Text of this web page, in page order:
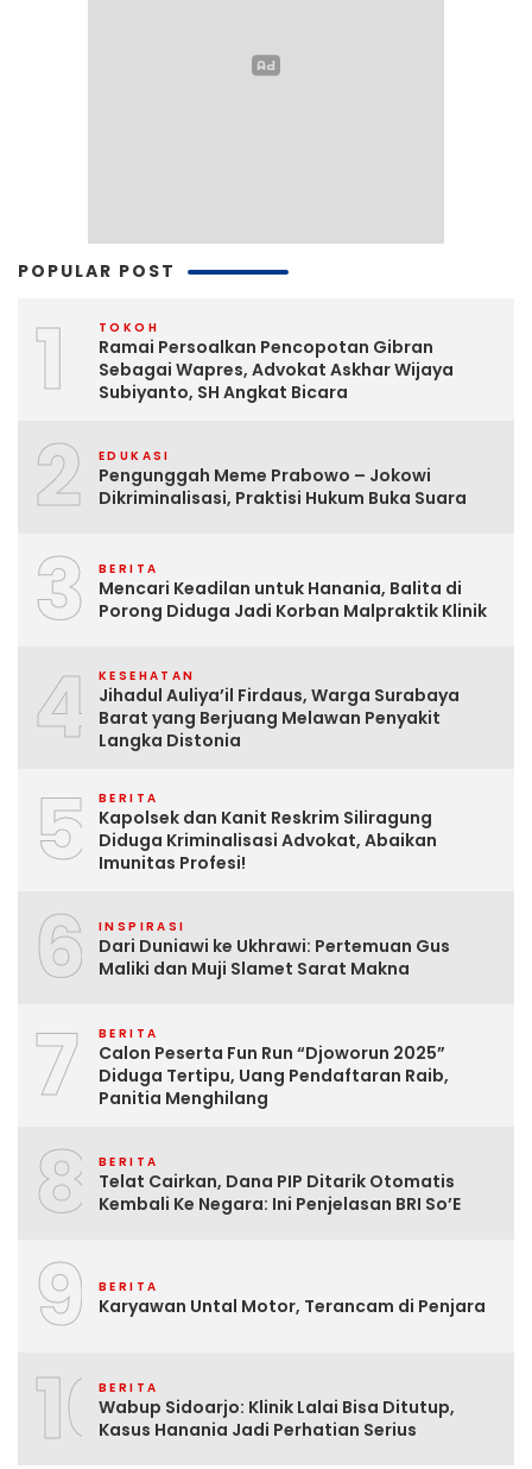
POPULAR POST
1 TOKOH
Ramai Persoalkan Pencopotan Gibran
Sebagai Wapres, Advokat Askhar Wijaya
Subiyanto, SH Angkat Bicara
2 EDUKASI
Pengunggah Meme Prabowo – Jokowi
Dikriminalisasi, Praktisi Hukum Buka Suara
3 BERITA
Mencari Keadilan untuk Hanania, Balita di
Porong Diduga Jadi Korban Malpraktik Klinik
4 KESEHATAN
Jihadul Auliya’il Firdaus, Warga Surabaya
Barat yang Berjuang Melawan Penyakit
Langka Distonia
5 BERITA
Kapolsek dan Kanit Reskrim Siliragung
Diduga Kriminalisasi Advokat, Abaikan
Imunitas Profesi!
6 INSPIRASI
Dari Duniawi ke Ukhrawi: Pertemuan Gus
Maliki dan Muji Slamet Sarat Makna
7 BERITA
Calon Peserta Fun Run “Djoworun 2025”
Diduga Tertipu, Uang Pendaftaran Raib,
Panitia Menghilang
8 BERITA
Telat Cairkan, Dana PIP Ditarik Otomatis
Kembali Ke Negara: Ini Penjelasan BRI So’E
9 BERITA
Karyawan Untal Motor, Terancam di Penjara
10BERITA
Wabup Sidoarjo: Klinik Lalai Bisa Ditutup,
Kasus Hanania Jadi Perhatian Serius